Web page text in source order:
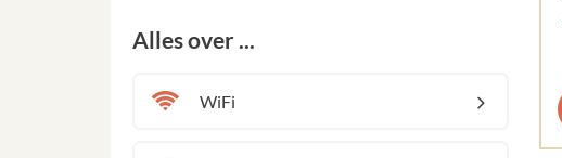
Alles over ...
WiFi